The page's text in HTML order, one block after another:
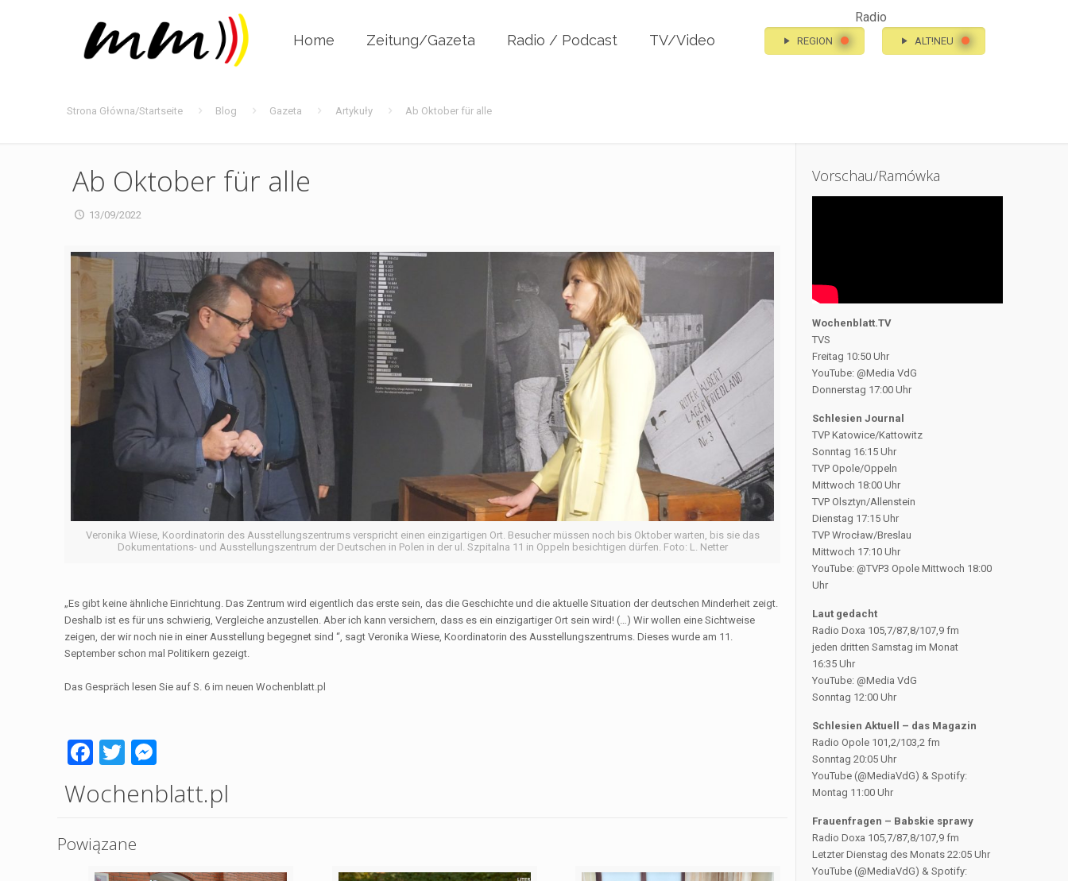
Home Zeitung/Gazeta Radio / Podcast TV/Video
Radio
REGION ALT!NEU
Strona Główna/Startseite Blog Gazeta Artykuły Ab Oktober für alle
Ab Oktober für alle
13/09/2022
Veronika Wiese, Koordinatorin des Ausstellungszentrums verspricht einen einzigartigen Ort. Besucher müssen noch bis Oktober warten, bis sie das
Dokumentations- und Ausstellungszentrum der Deutschen in Polen in der ul. Szpitalna 11 in Oppeln besichtigen dürfen. Foto: L. Netter
„Es gibt keine ähnliche Einrichtung. Das Zentrum wird eigentlich das erste sein, das die Geschichte und die aktuelle Situation der deutschen Minderheit zeigt.
Deshalb ist es für uns schwierig, Vergleiche anzustellen. Aber ich kann versichern, dass es ein einzigartiger Ort sein wird! (…) Wir wollen eine Sichtweise
zeigen, der wir noch nie in einer Ausstellung begegnet sind “, sagt Veronika Wiese, Koordinatorin des Ausstellungszentrums. Dieses wurde am 11.
September schon mal Politikern gezeigt.
Das Gespräch lesen Sie auf S. 6 im neuen Wochenblatt.pl
Facebook
Twitter
Wochenblatt.pl
Powiązane
Vorschau/Ramówka
Wochenblatt.TV
TVS
Freitag 10:50 Uhr
YouTube: @Media VdG
Donnerstag 17:00 Uhr
Schlesien Journal
TVP Katowice/Kattowitz
Sonntag 16:15 Uhr
TVP Opole/Oppeln
Mittwoch 18:00 Uhr
TVP Olsztyn/Allenstein
Dienstag 17:15 Uhr
TVP Wrocław/Breslau
Mittwoch 17:10 Uhr
YouTube: @TVP3 Opole Mittwoch 18:00
Uhr
Laut gedacht
Radio Doxa 105,7/87,8/107,9 fm
jeden dritten Samstag im Monat
16:35 Uhr
YouTube: @Media VdG
Sonntag 12:00 Uhr
Schlesien Aktuell – das Magazin
Radio Opole 101,2/103,2 fm
Sonntag 20:05 Uhr
YouTube (@MediaVdG) & Spotify:
Montag 11:00 Uhr
Frauenfragen – Babskie sprawy
Radio Doxa 105,7/87,8/107,9 fm
Letzter Dienstag des Monats 22:05 Uhr
YouTube (@MediaVdG) & Spotify: